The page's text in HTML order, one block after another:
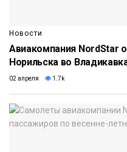
Новости
Авиакомпания NordStar
Норильска во
02 апреля 1.7k